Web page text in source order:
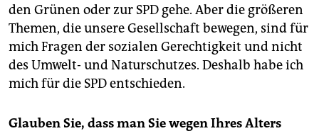
den Grünen oder zur SPD gehe. Aber die größeren
Themen, die unsere Gesellschaft bewegen, sind für
mich Fragen der sozialen Gerechtigkeit und nicht
des Umwelt- und Naturschutzes. Deshalb habe ich
mich für die SPD entschieden.
Glauben Sie, dass man Sie wegen Ihres Alters